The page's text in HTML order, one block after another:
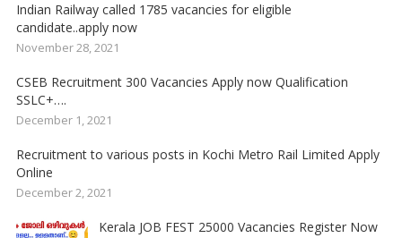
Indian Railway called 1785 vacancies for eligible
candidate..apply now
November 28, 2021
CSEB Recruitment 300 Vacancies Apply now Qualification
SSLC+….
December 1, 2021
Recruitment to various posts in Kochi Metro Rail Limited Apply
Online
December 2, 2021
Kerala JOB FEST 25000 Vacancies Register Now